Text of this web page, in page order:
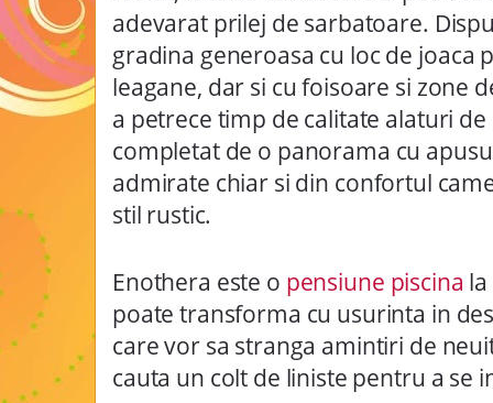
adevarat prilej de sarbatoare.
gradina generoasa cu loc de joaca
leagane, dar si cu foisoare si zone
a petrece timp de calitate alaturi de
completat de o panorama cu
admirate chiar si din confortul
stil rustic.
Enothera este o pensiune piscina
poate transforma cu usurinta in
care vor sa stranga amintiri de
cauta un colt de liniste pentru a se